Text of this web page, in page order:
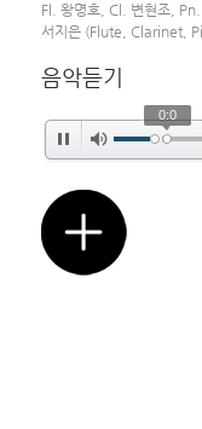
Fl. 왕명호, Cl. 변현조,
서지은 (Flute, Clarinet,
음악듣기
0:0